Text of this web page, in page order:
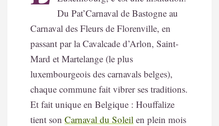
Du Pat’Carnaval de Bastogne au
Carnaval des Fleurs de Florenville, en
passant par la Cavalcade d’Arlon, Saint-
Mard et Martelange (le plus
luxembourgeois des carnavals belges),
chaque commune fait vibrer ses traditions.
Et fait unique en Belgique : Houffalize
tient son Carnaval du Soleil en plein mois